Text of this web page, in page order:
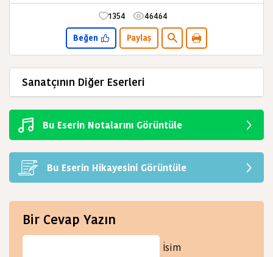
1354 46464
Beğen Paylaş
Sanatçının Diğer Eserleri
Bu Eserin Notalarını Görüntüle
Bu Eserin Hikayesini Görüntüle
Bir Cevap Yazın
İsim